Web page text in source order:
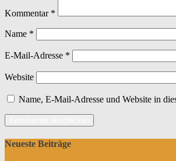
Kommentar *
Name *
E-Mail-Adresse *
Website
Name, E-Mail-Adresse und Website in
Neueste Beiträge